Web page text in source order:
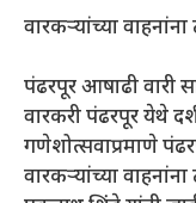
वारकऱ्यांच्या
पंढरपूर आषाढी वारी
वारकरी पंढरपूर येथे
गणेशोत्सवाप्रमाणे
वारकऱ्यांच्या